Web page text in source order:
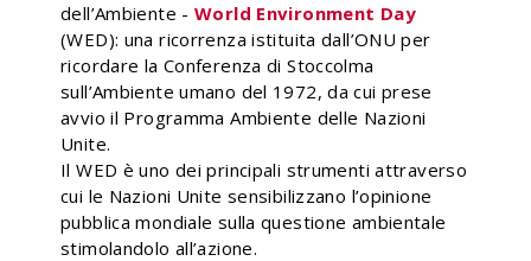
dell’Ambiente - World Environment Day
(WED): una ricorrenza istituita dall’ONU per
ricordare la Conferenza di Stoccolma
sull’Ambiente umano del 1972, da cui prese
avvio il Programma Ambiente delle Nazioni
Unite.
Il WED è uno dei principali strumenti attraverso
cui le Nazioni Unite sensibilizzano l’opinione
pubblica mondiale sulla questione ambientale
stimolandolo all’azione.